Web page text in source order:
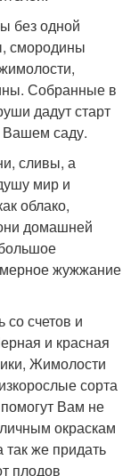
без одной
смородины
Собранные в
дадут старт
Вашем саду.
сливы, а
мир и
облако,
домашней
жужжание
со счетов и
и красная
Жимолости
сорта
Вам не
окраскам
же придать
плодов